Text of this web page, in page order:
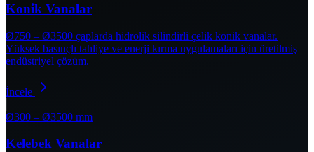
Konik Vanalar
Ø750 – Ø3500 çaplarda hidrolik silindirli çelik konik vanalar.
Yüksek basınçlı tahliye ve enerji kırma uygulamaları için üretilmiş
endüstriyel çözüm.
İncele
Ø300 – Ø3500 mm
Kelebek Vanalar